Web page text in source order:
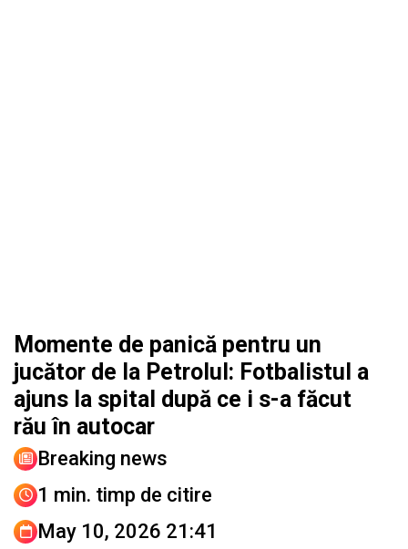
Momente de panică pentru un
jucător de la Petrolul: Fotbalistul a
ajuns la spital după ce i s-a făcut
rău în autocar
Breaking news
1 min. timp de citire
May 10, 2026 21:41